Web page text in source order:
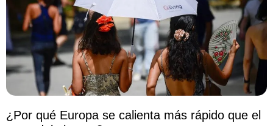
¿Por qué Europa se calienta más rápido que el